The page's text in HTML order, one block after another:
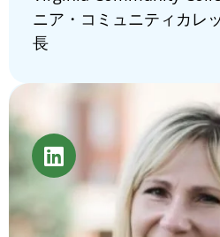
ニア・コミュニティカレ
長